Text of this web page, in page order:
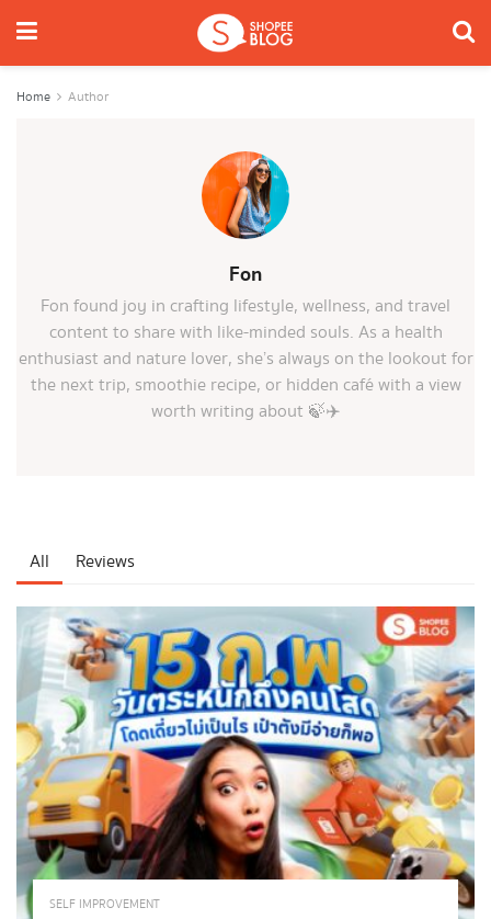
Home Author
Fon
Fon found joy in crafting lifestyle, wellness, and travel
content to share with like-minded souls. As a health
enthusiast and nature lover, she’s always on the lookout for
the next trip, smoothie recipe, or hidden café with a view
worth writing about 🍃✈️
All Reviews
SELF IMPROVEMENT